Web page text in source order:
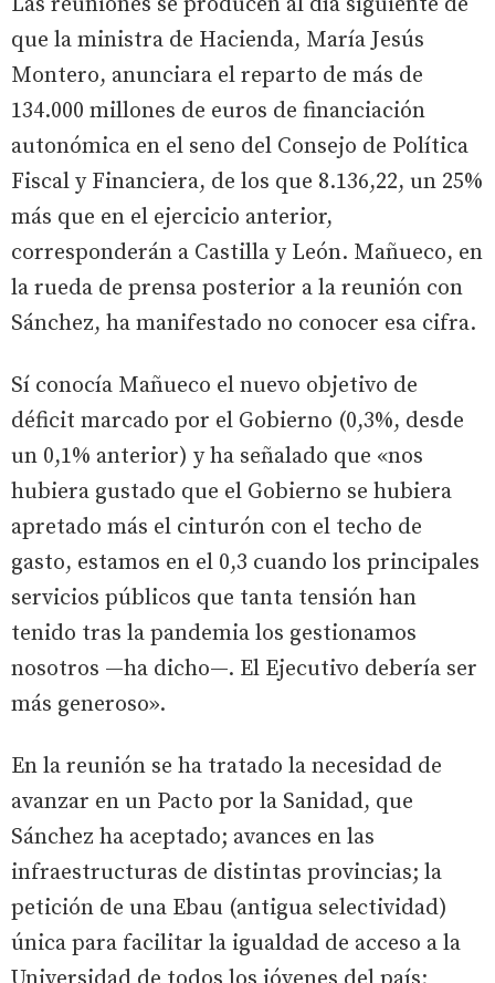
que la ministra de Hacienda, María Jesús
Montero, anunciara el reparto de más de
134.000 millones de euros de financiación
autonómica en el seno del Consejo de Política
Fiscal y Financiera, de los que 8.136,22, un 25%
más que en el ejercicio anterior,
corresponderán a Castilla y León. Mañueco, en
la rueda de prensa posterior a la reunión con
Sánchez, ha manifestado no conocer esa cifra.
Sí conocía Mañueco el nuevo objetivo de
déficit marcado por el Gobierno (0,3%, desde
un 0,1% anterior) y ha señalado que «nos
hubiera gustado que el Gobierno se hubiera
apretado más el cinturón con el techo de
gasto, estamos en el 0,3 cuando los principales
servicios públicos que tanta tensión han
tenido tras la pandemia los gestionamos
nosotros —ha dicho—. El Ejecutivo debería ser
más generoso».
En la reunión se ha tratado la necesidad de
avanzar en un Pacto por la Sanidad, que
Sánchez ha aceptado; avances en las
infraestructuras de distintas provincias; la
petición de una Ebau (antigua selectividad)
única para facilitar la igualdad de acceso a la